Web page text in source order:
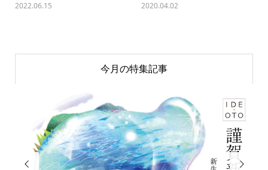
2022.06.15 2020.04.02
今月の特集記事
 